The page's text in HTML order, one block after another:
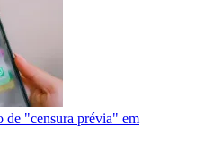
de "censura prévia" em